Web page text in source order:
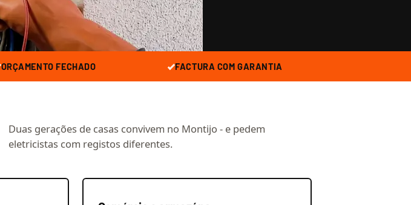
ORÇAMENTO FECHADO FACTURA COM GARANTIA
Duas gerações de casas convivem no Montijo - e pedem
eletricistas com registos diferentes.